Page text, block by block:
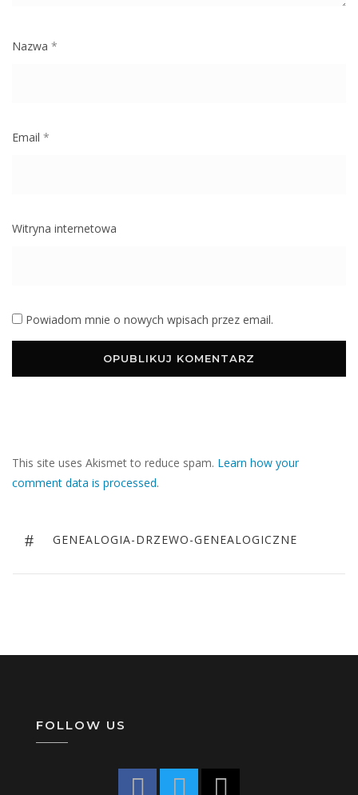
Nazwa *
Email *
Witryna internetowa
Powiadom mnie o nowych wpisach przez email.
This site uses Akismet to reduce spam. Learn how your
comment data is processed.
wpisyPREVIOUS
GENEALOGIA-DRZEWO-GENEALOGICZNE
FOLLOW US